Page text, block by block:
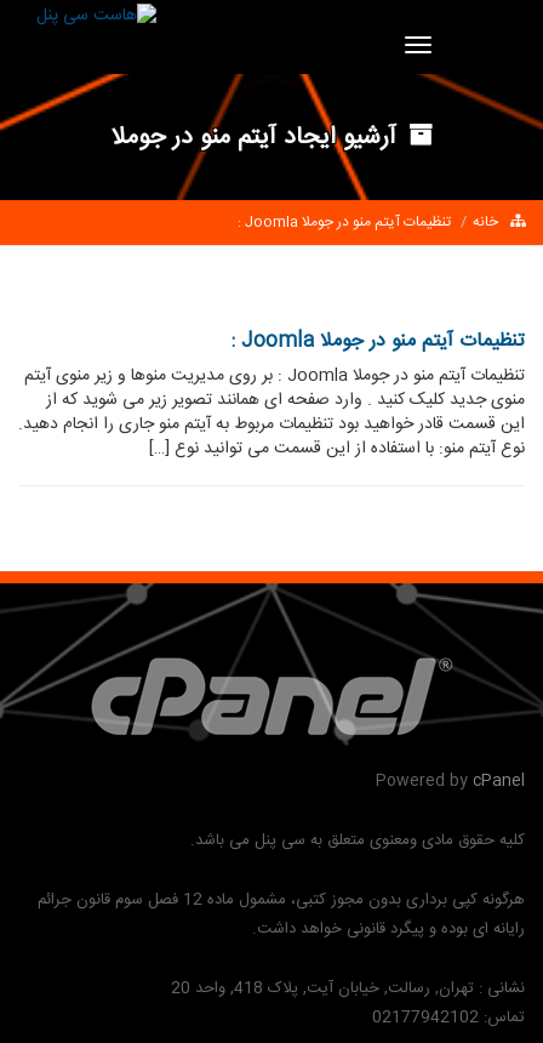
Toggle
navigation
آرشیو ایجاد آیتم منو در جوملا
خانه تنظیمات آیتم منو در جوملا Joomla :
تنظیمات آیتم منو در جوملا Joomla :
تنظیمات آیتم منو در جوملا Joomla : بر روی مدیریت منوها و زیر منوی آیتم
منوی جدید کلیک کنید . وارد صفحه ای همانند تصویر زیر می شوید که از
این قسمت قادر خواهید بود تنظیمات مربوط به آیتم منو جاری را انجام دهید.
نوع آیتم منو: با استفاده از این قسمت می توانید نوع […]
Powered by cPanel
کلیه حقوق مادی ومعنوی متعلق به سی پنل می باشد.
هرگونه کپی برداری بدون مجوز کتبی، مشمول ماده 12 فصل سوم قانون جرائم
رایانه ای بوده و پیگرد قانونی خواهد داشت.
نشانی : تهران, رسالت, خیابان آیت, پلاک 418, واحد 20
تماس: